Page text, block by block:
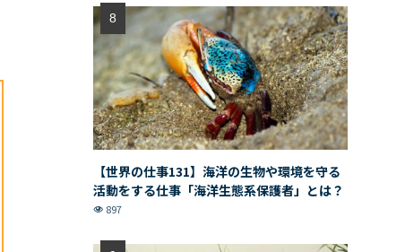
【世界の仕事131】海洋の生物や環境を守る
活動をする仕事「海洋生態系保護者」とは？
897